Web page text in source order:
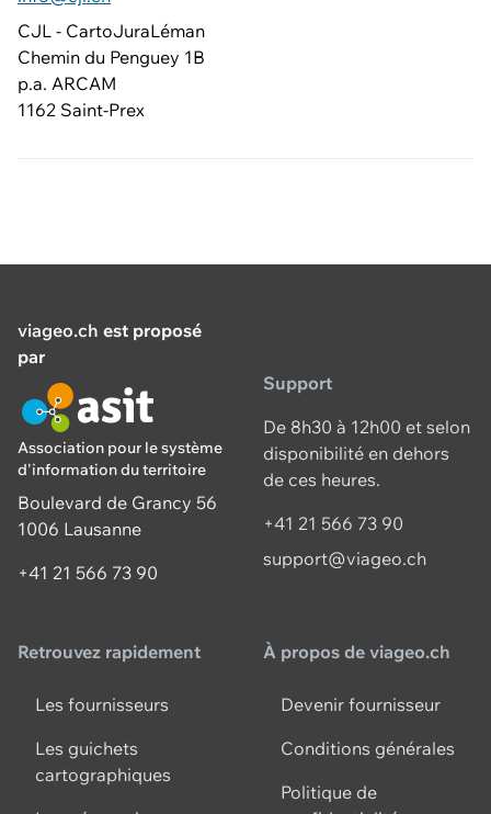
CJL - CartoJuraLéman
Chemin du Penguey 1B
p.a. ARCAM
1162 Saint-Prex
viageo.ch est proposé
par
Association pour le système
d'information du territoire
Boulevard de Grancy 56
1006 Lausanne
+41 21 566 73 90
Support
De 8h30 à 12h00 et selon
disponibilité en dehors
de ces heures.
+41 21 566 73 90
support@viageo.ch
Retrouvez rapidement
Les fournisseurs
Les guichets
cartographiques
À propos de viageo.ch
Devenir fournisseur
Conditions générales
Politique de